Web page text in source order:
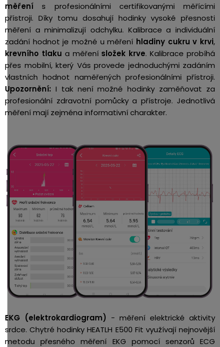
měření s profesionálními certifikovanými měřícími
přístroji. Díky tomu dosahují hodinky vysoké přesnosti
měření a minimalizují odchylku. Kalibrace a individuální
zadání hodnot je možné u měření hladiny cukru v krvi,
krevního tlaku a měření složek krve. Kalibrace probíhá
přes mobilní, který Vás provede jednoduchými zadáním
vlastních hodnot naměřených profesionálními přístroji.
Upozornění: I tak není možné hodinky zaměňovat za
profesionální zdravotní pomůcky a přístroje. Jednotlivá
měření mají zejména informativní charakter.
EKG (elektrokardiogram) - měření elektrické aktivity
srdce. Chytré hodinky HEATLH E500 Fit využívají nejnovější
metodu přesného měření EKG pomocí senzorů ECG